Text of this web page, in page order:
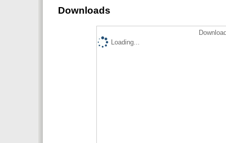
Downloads
Loading...